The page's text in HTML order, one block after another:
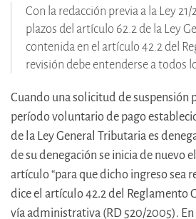
Con la redacción previa a la Ley
plazos del artículo 62.2 de la Ley
contenida en el artículo 42.2 del
revisión debe entenderse a todos
Cuando una solicitud de suspensión
período voluntario de pago
de la Ley General Tributaria es
de su denegación se inicia de nuevo
artículo “para que dicho ingreso sea
dice el artículo 42.2 del Reglamento
vía administrativa (RD 520/2005).